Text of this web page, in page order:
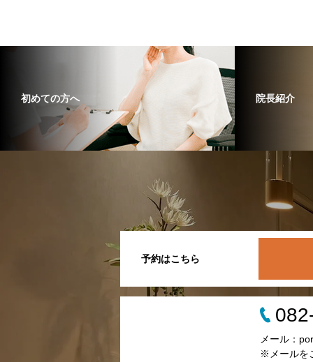
初めての方へ 院長紹介
予約はこちら
メール：
※メールを